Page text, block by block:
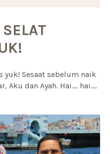
yuk! Sesaat sebelum naik
Aku dan Ayah. Hai.... hai....